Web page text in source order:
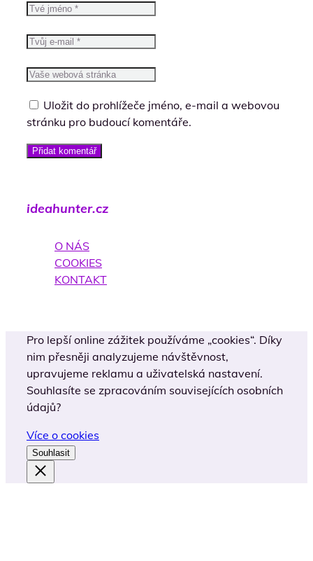
Uložit do prohlížeče jméno, e-mail a webovou
stránku pro budoucí komentáře.
Přidat komentář
ideahunter.cz
O NÁS
COOKIES
KONTAKT
Pro lepší online zážitek používáme „cookies“. Díky
nim přesněji analyzujeme návštěvnost,
upravujeme reklamu a uživatelská nastavení.
Souhlasíte se zpracováním souvisejících osobních
údajů?
Více o cookies
Souhlasit